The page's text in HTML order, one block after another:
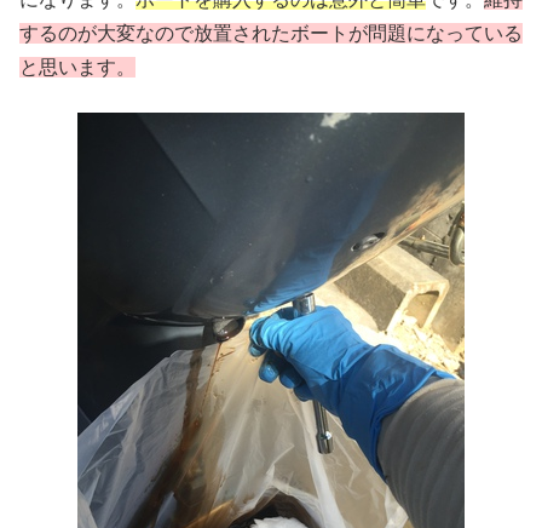
するのが大変なので放置されたボートが問題になっている
と思います。